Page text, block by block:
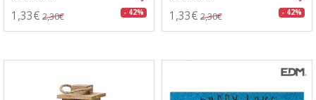
1,33€ 2,30€ - 42% 1,33€ 2,30€ - 42%